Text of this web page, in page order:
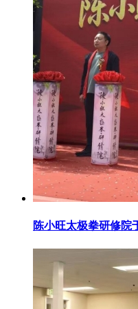
陈小旺太极拳研修院